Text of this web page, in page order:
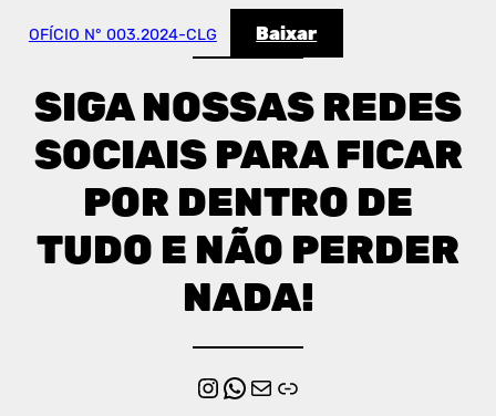
OFÍCIO N° 003.2024-CLG Baixar
SIGA NOSSAS REDES
SOCIAIS PARA FICAR
POR DENTRO DE
TUDO E NÃO PERDER
NADA!
Instagram
WhatsApp
E-mail
Link